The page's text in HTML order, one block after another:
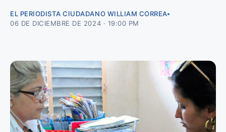
EL PERIODISTA CIUDADANO WILLIAM CORREA
06 DE DICIEMBRE DE 2024 · 19:00 PM